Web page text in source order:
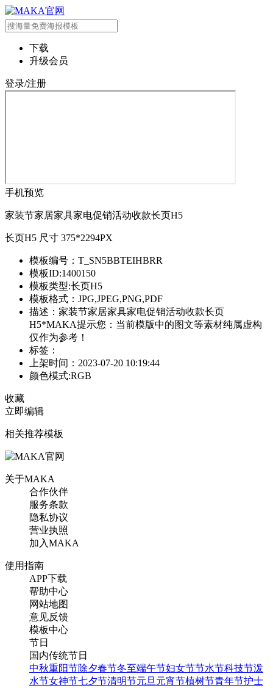
下载
升级会员
登录/注册
手机预览
家装节家居家具家电促销活动收款长页H5
长页H5 尺寸 375*2294PX
模板编号：T_SN5BBTEIHBRR
模板ID:1400150
模板类型:长页H5
模板格式：JPG,JPEG,PNG,PDF
描述：家装节家居家具家电促销活动收款长页
H5*MAKA提示您：当前模版中的图文等素材纯属虚构
仅作为参考！
标签：
上架时间：2023-07-20 10:19:44
颜色模式:RGB
收藏
立即编辑
相关推荐模板
关于MAKA
合作伙伴
服务条款
隐私协议
营业执照
加入MAKA
使用指南
APP下载
帮助中心
网站地图
意见反馈
模板中心
节日
国内传统节日
中秋重阳节除夕春节冬至端午节妇女节节水节科技节泼
水节女神节七夕节清明节元旦 元宵节植树节青年节护士